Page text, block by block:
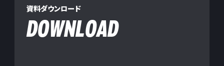
資料ダウンロード
DOWNLOAD